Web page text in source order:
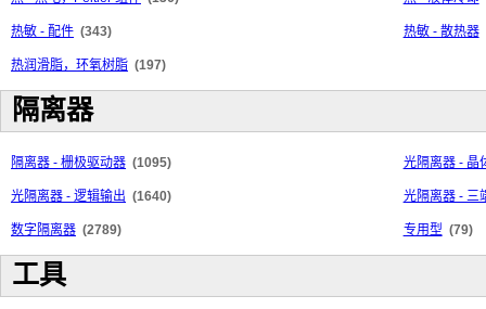
热敏 - 配件 (343) 热敏 - 散热器
热润滑脂，环氧树脂 (197)
隔离器
隔离器 - 栅极驱动器 (1095) 光隔离器 - 晶
光隔离器 - 逻辑输出 (1640) 光隔离器 - 三
数字隔离器 (2789) 专用型 (79)
工具